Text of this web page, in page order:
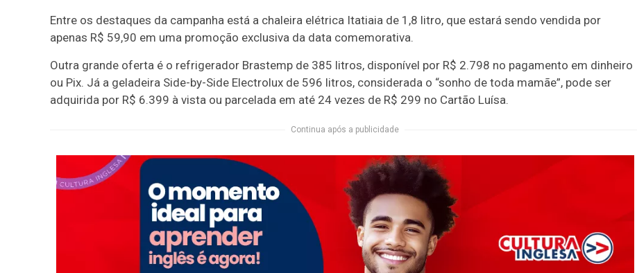
Entre os destaques da campanha está a chaleira elétrica Itatiaia de 1,8 litro, que estará sendo vendida por
apenas R$ 59,90 em uma promoção exclusiva da data comemorativa.
Outra grande oferta é o refrigerador Brastemp de 385 litros, disponível por R$ 2.798 no pagamento em dinheiro
ou Pix. Já a geladeira Side-by-Side Electrolux de 596 litros, considerada o “sonho de toda mamãe”, pode ser
adquirida por R$ 6.399 à vista ou parcelada em até 24 vezes de R$ 299 no Cartão Luísa.
Continua após a publicidade